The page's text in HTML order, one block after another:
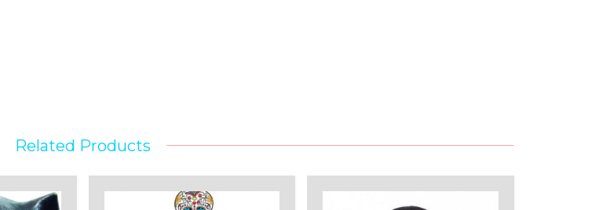
Related Products